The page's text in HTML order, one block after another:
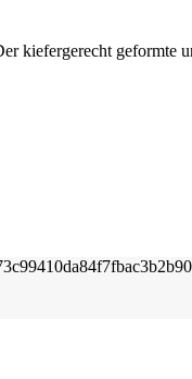
geformte